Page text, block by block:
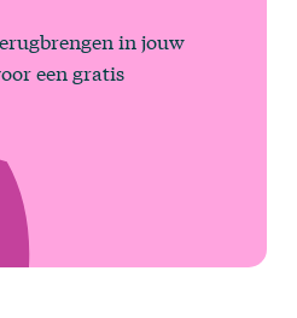
in jouw
een gratis